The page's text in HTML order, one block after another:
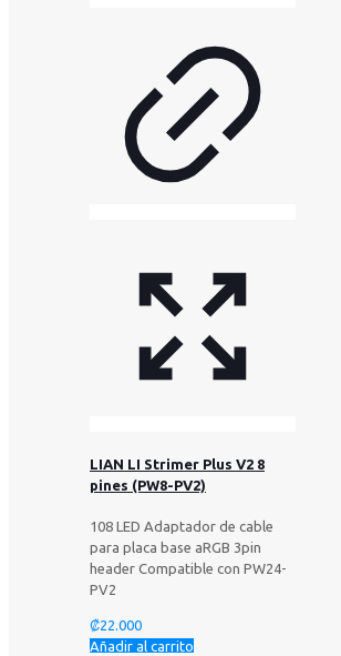
LIAN LI Strimer Plus V2 8
pines (PW8-PV2)
108 LED Adaptador de cable
para placa base aRGB 3pin
header Compatible con PW24-
PV2
₡22.000
Añadir al carrito